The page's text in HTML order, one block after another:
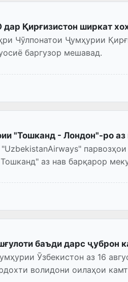
Қирғизистон ширкат
Чӯлпонатои Ҷумҳурии
баргузор мешавад.
"Тошканд - Лондон"-ро аз
мунтазами ҳавоиро
аз нав барқарор
баъди дарс ҷуброн
Ӯзбекистон аз 16
волидони оилаҳои